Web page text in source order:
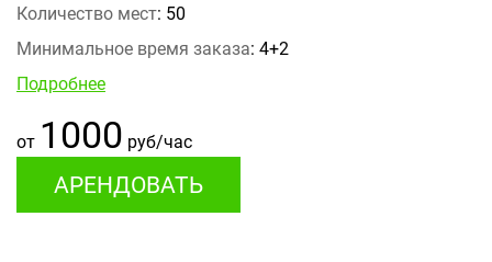
Количество мест: 50
Минимальное время заказа: 4+2
Подробнее
от 1000 руб/час
АРЕНДОВАТЬ